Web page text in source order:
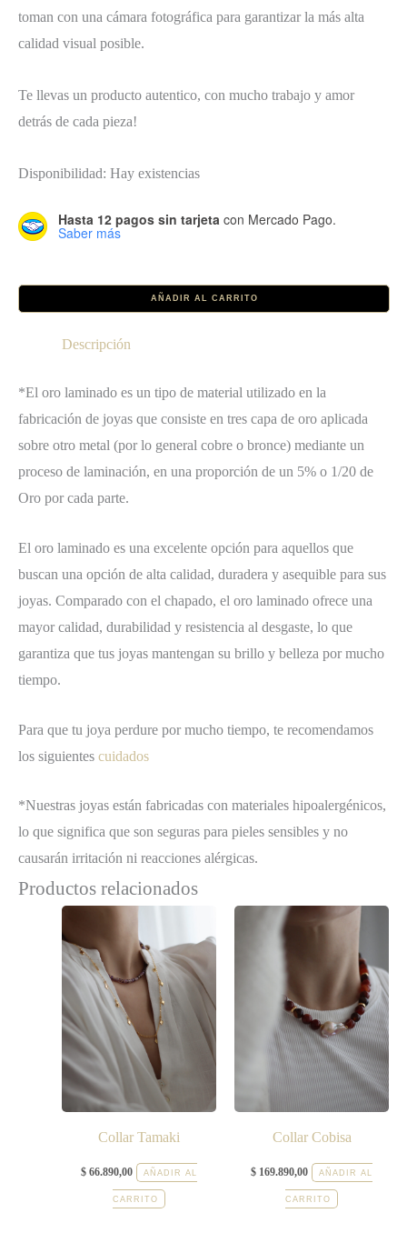
toman con una cámara fotográfica para garantizar la más alta
calidad visual posible.
Te llevas un producto autentico, con mucho trabajo y amor
detrás de cada pieza!
Disponibilidad: Hay existencias
Hasta 12 pagos sin tarjeta con Mercado Pago.
Saber más
AÑADIR AL CARRITO
Descripción
*El oro laminado es un tipo de material utilizado en la
fabricación de joyas que consiste en tres capa de oro aplicada
sobre otro metal (por lo general cobre o bronce) mediante un
proceso de laminación, en una proporción de un 5% o 1/20 de
Oro por cada parte.
El oro laminado es una excelente opción para aquellos que
buscan una opción de alta calidad, duradera y asequible para sus
joyas. Comparado con el chapado, el oro laminado ofrece una
mayor calidad, durabilidad y resistencia al desgaste, lo que
garantiza que tus joyas mantengan su brillo y belleza por mucho
tiempo.
Para que tu joya perdure por mucho tiempo, te recomendamos
los siguientes cuidados
*Nuestras joyas están fabricadas con materiales hipoalergénicos,
lo que significa que son seguras para pieles sensibles y no
causarán irritación ni reacciones alérgicas.
Productos relacionados
Collar Tamaki
$ 66.890,00 AÑADIR AL
CARRITO
Collar Cobisa
$ 169.890,00 AÑADIR AL
CARRITO